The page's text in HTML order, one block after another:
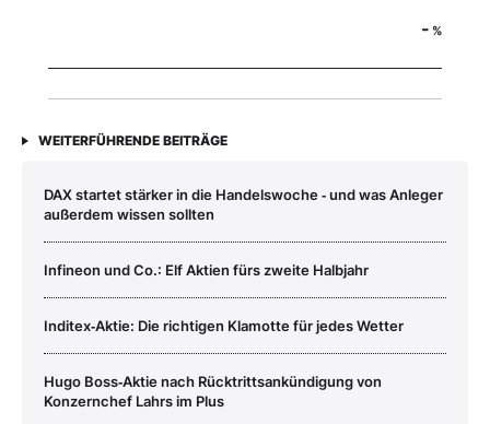
- %
WEITERFÜHRENDE BEITRÄGE
DAX startet stärker in die Handelswoche ‑ und was Anleger
außerdem wissen sollten
Infineon und Co.: Elf Aktien fürs zweite Halbjahr
Inditex‑Aktie: Die richtigen Klamotte für jedes Wetter
Hugo Boss‑Aktie nach Rücktrittsankündigung von
Konzernchef Lahrs im Plus